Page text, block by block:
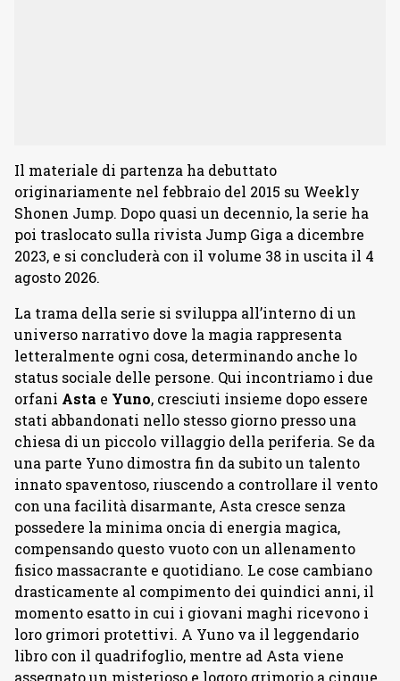
Il materiale di partenza ha debuttato
originariamente nel febbraio del 2015 su Weekly
Shonen Jump. Dopo quasi un decennio, la serie ha
poi traslocato sulla rivista Jump Giga a dicembre
2023, e si concluderà con il volume 38 in uscita il 4
agosto 2026.
La trama della serie si sviluppa all’interno di un
universo narrativo dove la magia rappresenta
letteralmente ogni cosa, determinando anche lo
status sociale delle persone. Qui incontriamo i due
orfani Asta e Yuno, cresciuti insieme dopo essere
stati abbandonati nello stesso giorno presso una
chiesa di un piccolo villaggio della periferia. Se da
una parte Yuno dimostra fin da subito un talento
innato spaventoso, riuscendo a controllare il vento
con una facilità disarmante, Asta cresce senza
possedere la minima oncia di energia magica,
compensando questo vuoto con un allenamento
fisico massacrante e quotidiano. Le cose cambiano
drasticamente al compimento dei quindici anni, il
momento esatto in cui i giovani maghi ricevono i
loro grimori protettivi. A Yuno va il leggendario
libro con il quadrifoglio, mentre ad Asta viene
assegnato un misterioso e logoro grimorio a cinque